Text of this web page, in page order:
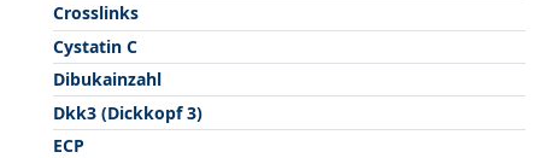
Crosslinks
Cystatin C
Dibukainzahl
Dkk3 (Dickkopf 3)
ECP